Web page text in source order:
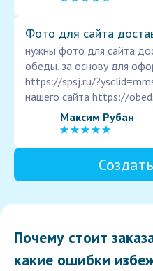
Фото для сайта
нужны фото для сайта
обеды. за основу для
https://spsj.ru/
нашего сайта https://
Максим Рубан
Почему стоит
какие ошибки